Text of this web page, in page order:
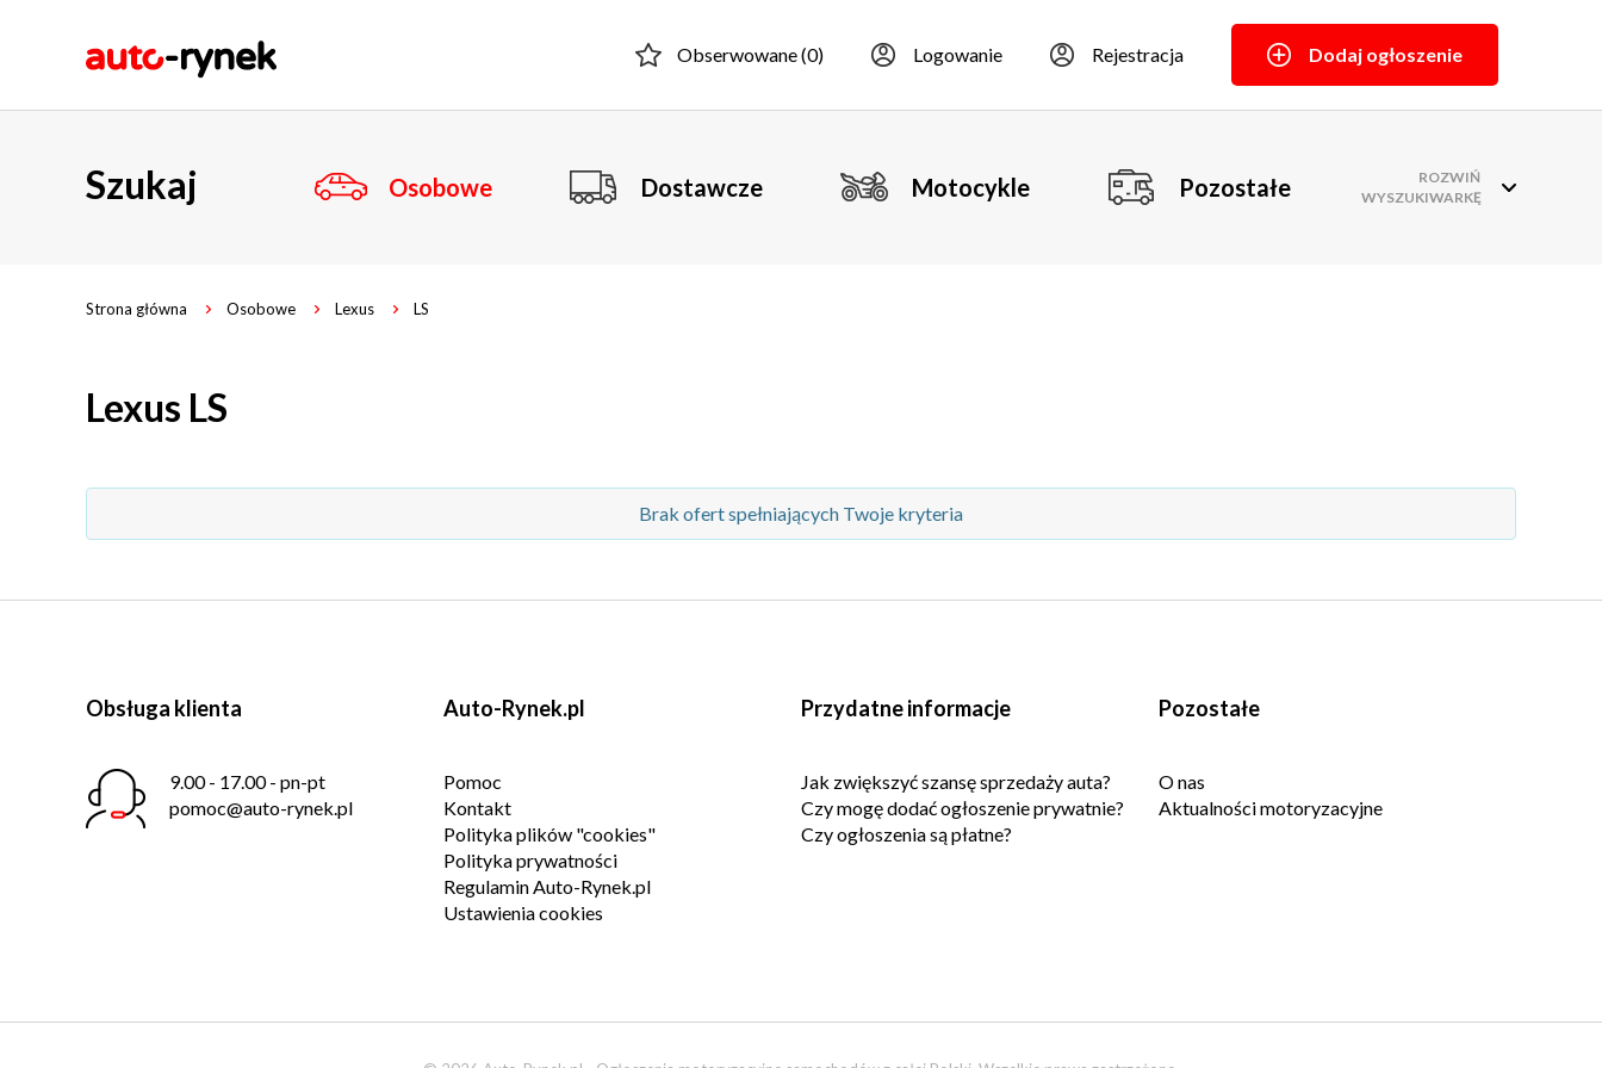
Obserwowane (0) Logowanie Rejestracja Dodaj ogłoszenie
Szukaj Osobowe Dostawcze Motocykle Pozostałe
ROZWIŃ
WYSZUKIWARKĘ
Strona główna Osobowe Lexus LS
Lexus LS
Brak ofert spełniających Twoje kryteria
Obsługa klienta
9.00 - 17.00 - pn-pt
pomoc@auto-rynek.pl
Auto-Rynek.pl
Pomoc
Kontakt
Polityka plików "cookies"
Polityka prywatności
Regulamin Auto-Rynek.pl
Ustawienia cookies
Przydatne informacje
Jak zwiększyć szansę sprzedaży auta?
Czy mogę dodać ogłoszenie prywatnie?
Czy ogłoszenia są płatne?
Pozostałe
O nas
Aktualności motoryzacyjne